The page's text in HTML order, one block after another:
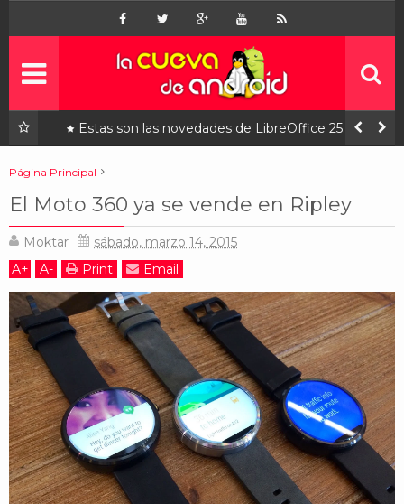
que
Estas son las novedades de LibreOffice 25.2, ya
disponible
Página Principal
moto 360
motorola
El Moto 360 ya se vende en Ripley
Moktar
sábado, marzo 14, 2015
A+ A- Print Email
Noticias
Apps gratis
Linux
Contacto ¿quiénes somos?
Ofertas patrocinados
Contáctanos
¿Quiénes somos?
YouTube
Twitter